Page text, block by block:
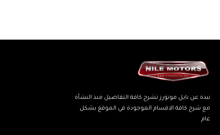
نبذة عن نايل موتورز تشرح كافة التفاصيل منذ النشأة
مع شرح كافة الاقسام الموجودة في الموقع بشكل
عام